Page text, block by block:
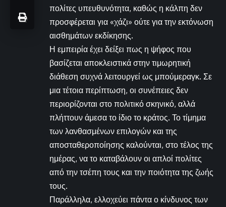
πολίτες υπευθυνότητα, καθώς η κάλπη δεν
προσφέρεται για «χάζι» ούτε για την εκτόνωση
αισθημάτων εκδίκησης.
Η εμπειρία έχει δείξει πως η ψήφος που
βασίζεται αποκλειστικά στην τιμωρητική
διάθεση συχνά λειτουργεί ως μπούμεραγκ. Σε
μια τέτοια περίπτωση, οι συνέπειες δεν
περιορίζονται στο πολιτικό σκηνικό, αλλά
πλήττουν άμεσα το ίδιο το κράτος. Το τίμημα
των λανθασμένων επιλογών και της
αποσταθεροποίησης καλούνται, στο τέλος της
ημέρας, να το καταβάλουν οι απλοί πολίτες
από την τσέπη τους και την ποιότητα της ζωής
τους.
Παράλληλα, ελλοχεύει πάντα ο κίνδυνος των